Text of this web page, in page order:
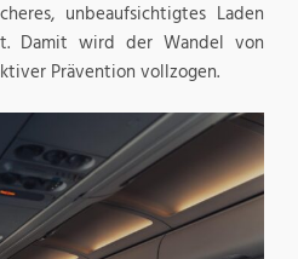
unbeaufsichtigtes Laden
Damit wird der Wandel von
Prävention vollzogen.